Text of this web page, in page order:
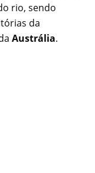
rio, sendo
da
Austrália.